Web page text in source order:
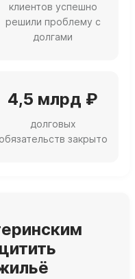
клиентов успешно
решили проблему с
долгами
4,5 млрд ₽
долговых
обязательств закрыто